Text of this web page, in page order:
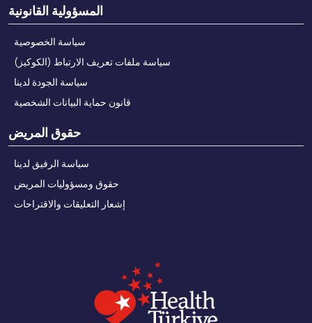
المسؤولية القانونية
سياسة الخصوصية
سياسة ملفات تعريف الارتباط (الكوكيز)
سياسة الجودة لدينا
قانون حماية البيانات الشخصية
حقوق المريض
سياسة الرفيق لدينا
حقوق ومسؤوليات المريض
إشعار التعليقات والاقتراحات